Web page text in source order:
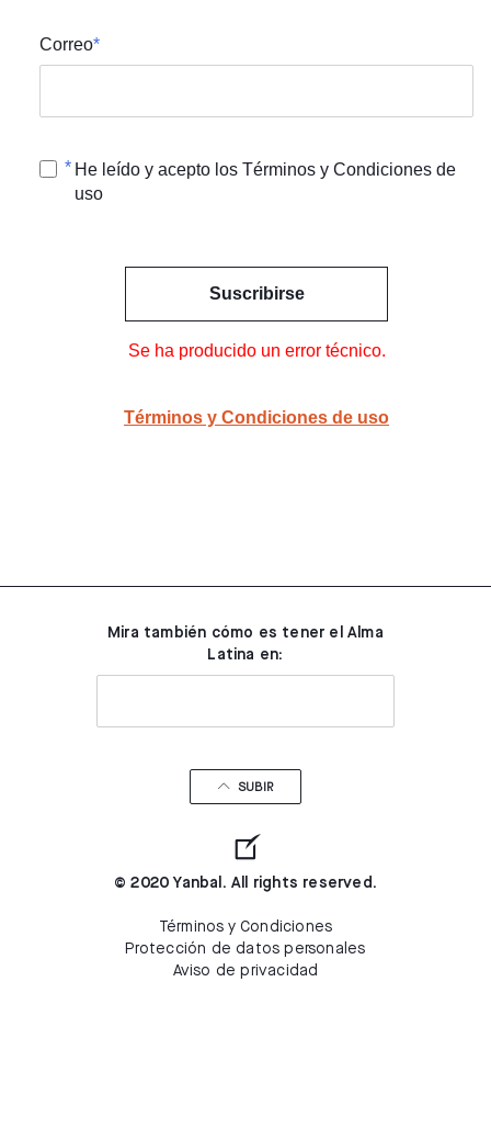
Correo
He leído y acepto los Términos y Condiciones de
uso
Suscribirse
Se ha producido un error técnico.
Términos y Condiciones de uso
© 2020 Yanbal. All rights reserved.
Términos y Condiciones
Protección de datos personales
Aviso de privacidad
Mira también cómo es tener el Alma
Latina en:
SUBIR